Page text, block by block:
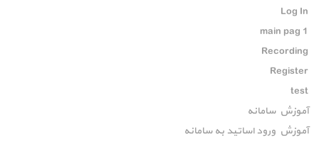
Log In
main pag 1
Recording
Register
test
آموزش سامانه
آموزش ورود اساتید به سامانه